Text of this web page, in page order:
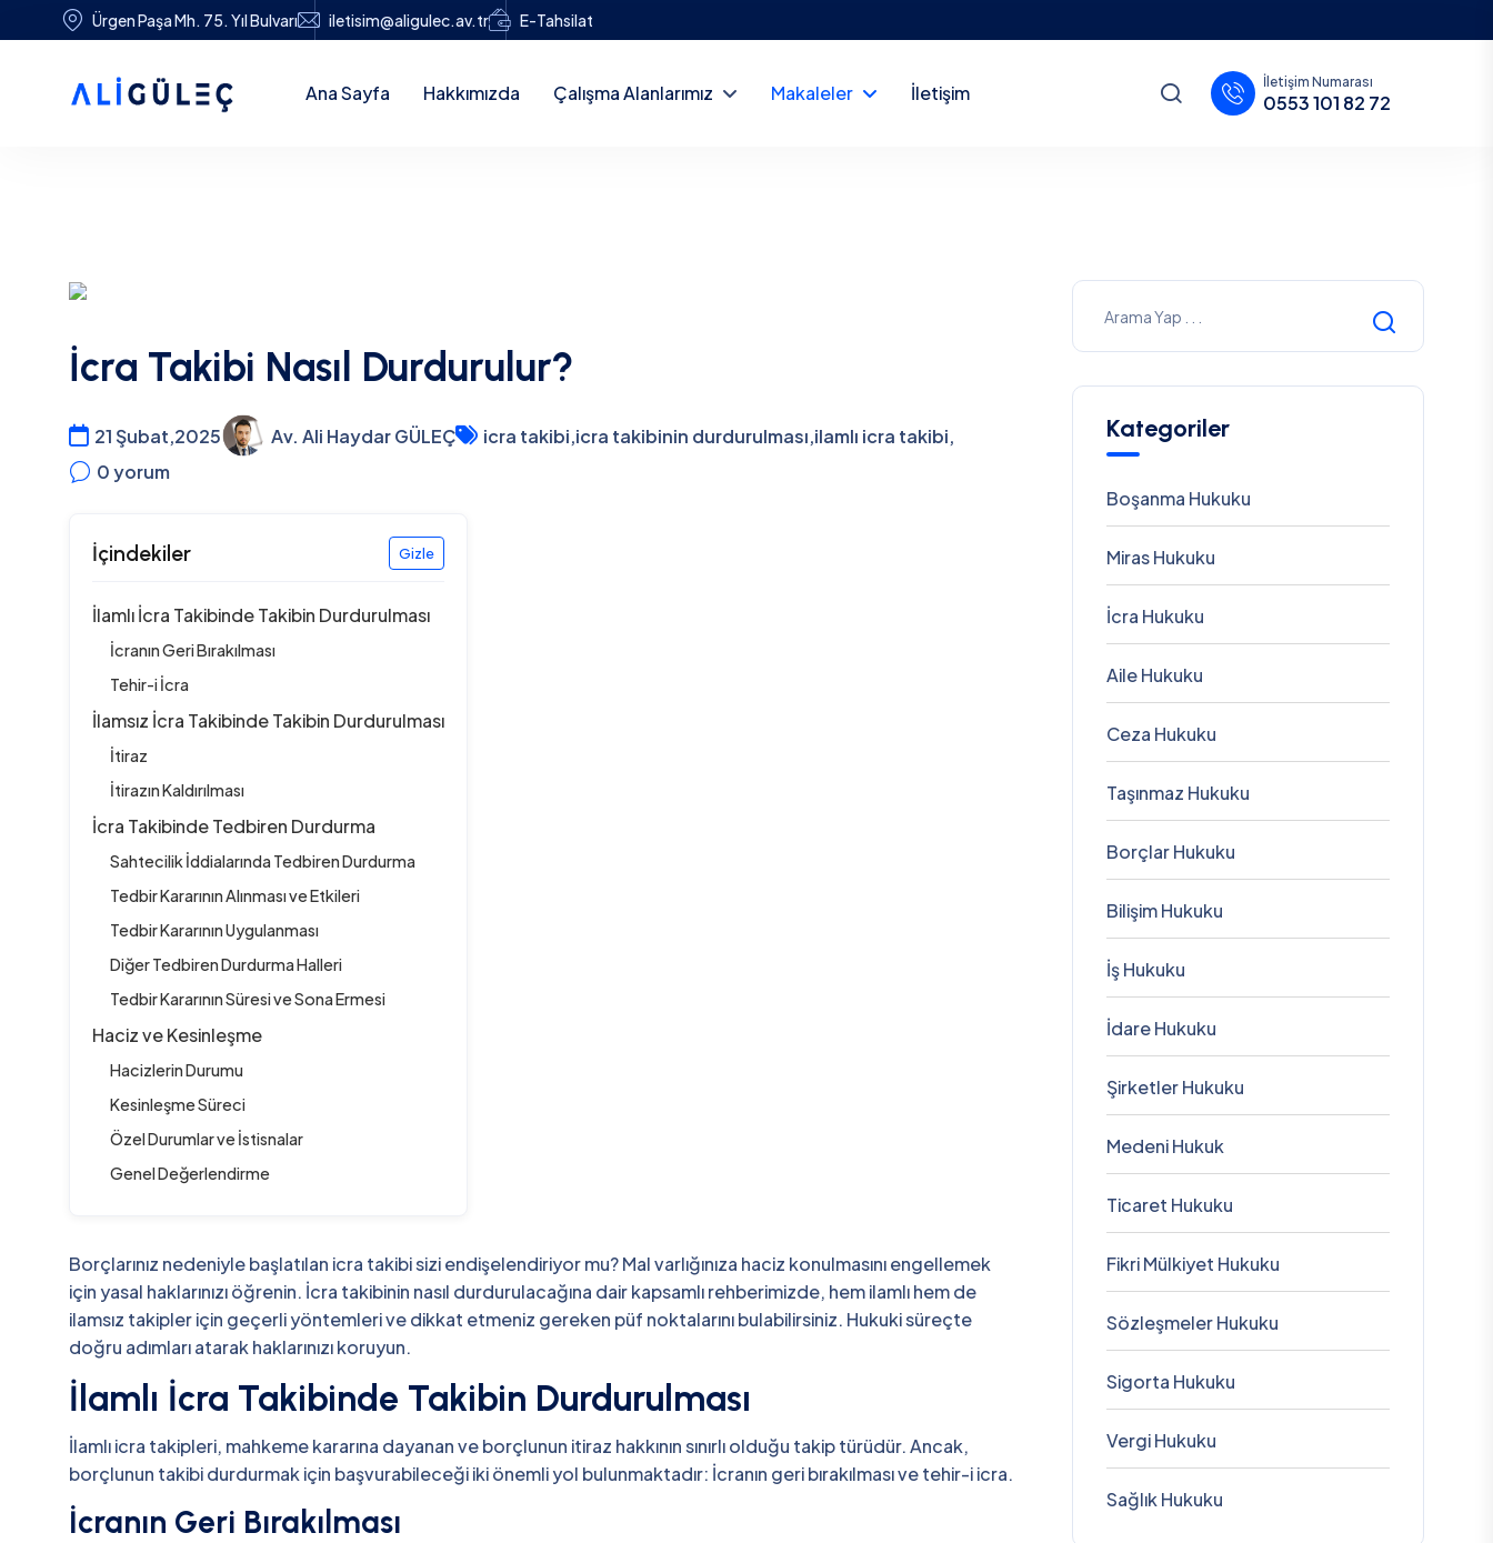
Ürgen Paşa Mh. 75. Yıl Bulvarı iletisim@aligulec.av.tr E-Tahsilat
Ana Sayfa Hakkımızda Çalışma Alanlarımız Makaleler İletişim İletişim Numarası
0553 101 82 72
İcra Takibi Nasıl Durdurulur?
21 Şubat,2025 Av. Ali Haydar GÜLEÇ icra takibi,icra takibinin durdurulması,ilamlı icra takibi,
0yorum
İçindekiler Gizle
İlamlı İcra Takibinde Takibin Durdurulması
İcranın Geri Bırakılması
Tehir-i İcra
İlamsız İcra Takibinde Takibin Durdurulması
İtiraz
İtirazın Kaldırılması
İcra Takibinde Tedbiren Durdurma
Sahtecilik İddialarında Tedbiren Durdurma
Tedbir Kararının Alınması ve Etkileri
Tedbir Kararının Uygulanması
Diğer Tedbiren Durdurma Halleri
Tedbir Kararının Süresi ve Sona Ermesi
Haciz ve Kesinleşme
Hacizlerin Durumu
Kesinleşme Süreci
Özel Durumlar ve İstisnalar
Genel Değerlendirme
Borçlarınız nedeniyle başlatılan icra takibi sizi endişelendiriyor mu? Mal varlığınıza haciz konulmasını engellemek
için yasal haklarınızı öğrenin. İcra takibinin nasıl durdurulacağına dair kapsamlı rehberimizde, hem ilamlı hem de
ilamsız takipler için geçerli yöntemleri ve dikkat etmeniz gereken püf noktalarını bulabilirsiniz. Hukuki süreçte
doğru adımları atarak haklarınızı koruyun.
İlamlı İcra Takibinde Takibin Durdurulması
İlamlı icra takipleri, mahkeme kararına dayanan ve borçlunun itiraz hakkının sınırlı olduğu takip türüdür. Ancak,
borçlunun takibi durdurmak için başvurabileceği iki önemli yol bulunmaktadır: İcranın geri bırakılması ve tehir-i icra.
İcranın Geri Bırakılması
Kategoriler
Boşanma Hukuku
Miras Hukuku
İcra Hukuku
Aile Hukuku
Ceza Hukuku
Taşınmaz Hukuku
Borçlar Hukuku
Bilişim Hukuku
İş Hukuku
İdare Hukuku
Şirketler Hukuku
Medeni Hukuk
Ticaret Hukuku
Fikri Mülkiyet Hukuku
Sözleşmeler Hukuku
Sigorta Hukuku
Vergi Hukuku
Sağlık Hukuku